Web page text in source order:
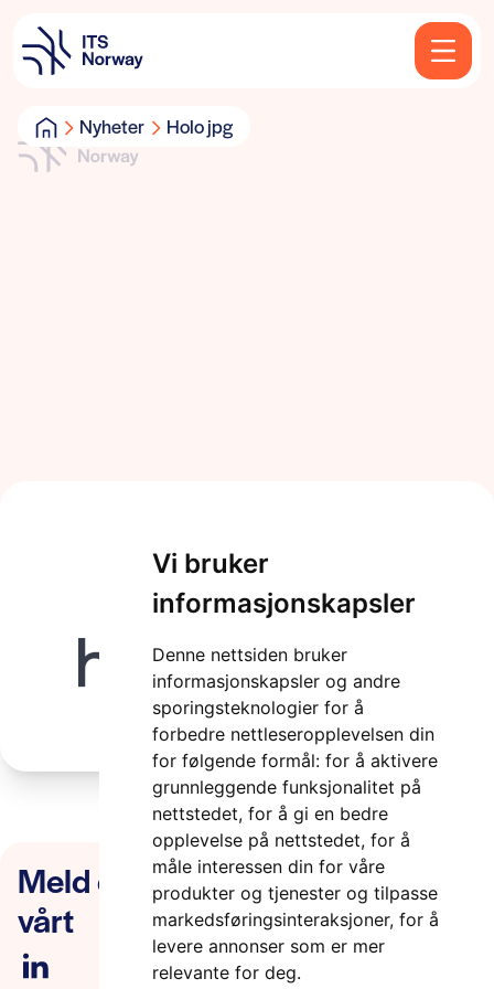
Vi bruker
informasjonskapsler
Denne nettsiden bruker
informasjonskapsler og andre
sporingsteknologier for å
forbedre nettleseropplevelsen din
for følgende formål: for å aktivere
grunnleggende funksjonalitet på
nettstedet, for å gi en bedre
opplevelse på nettstedet, for å
måle interessen din for våre
produkter og tjenester og tilpasse
markedsføringsinteraksjoner, for å
levere annonser som er mer
relevante for deg.
Nyheter Holo jpg
Holo jpg
2 minutter
Meld deg på nyhetsbrevet
vårt